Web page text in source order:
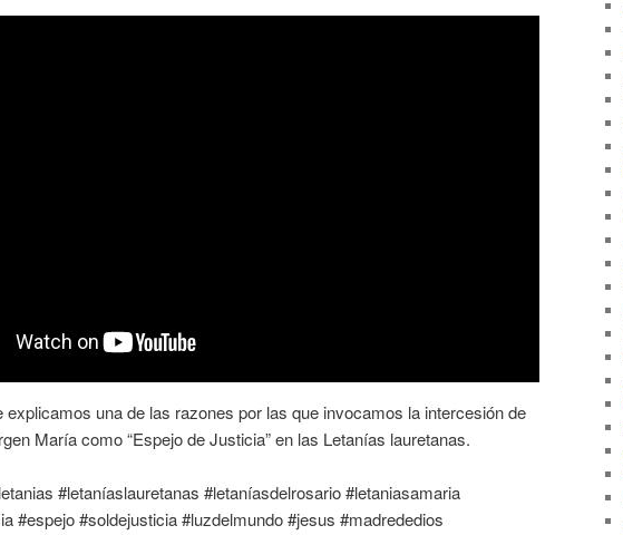
explicamos una de las razones por las que invocamos la intercesión de
María como “Espejo de Justicia” en las Letanías lauretanas.
#letaníaslauretanas #letaníasdelrosario #letaniasamaria
#espejo #soldejusticia #luzdelmundo #jesus #madrededios